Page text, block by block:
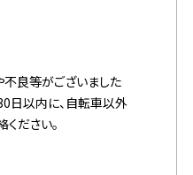
不良等がございました
日以内に、自転車以外
ださい。